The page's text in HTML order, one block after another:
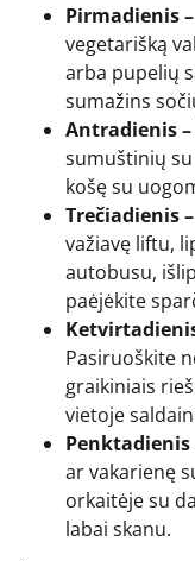
Pirmadienis
vegetarišką
arba pupelių
sumažins
Antradienis
sumuštinių
košę su
Trečiadienis
važiavę liftu,
autobusu,
paėjėkite
Pasiruoškite
graikiniais
vietoje
Penktadienis
ar vakarienę
orkaitėje su
labai skanu.